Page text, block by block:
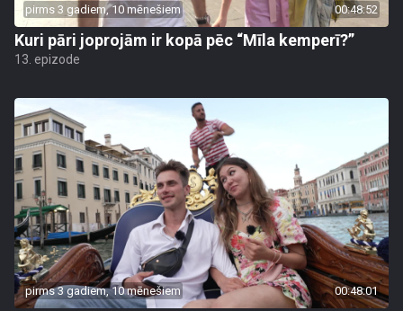
pirms 3 gadiem, 10 mēnešiem 00:48:52
Kuri pāri joprojām ir kopā pēc “Mīla kemperī?”
13. epizode
pirms 3 gadiem, 10 mēnešiem 00:48:01